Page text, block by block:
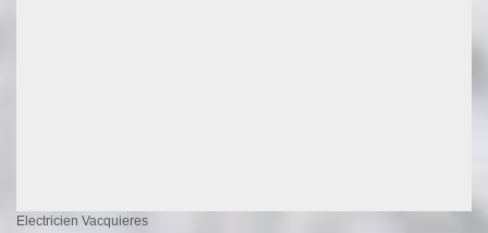
Electricien Vacquieres